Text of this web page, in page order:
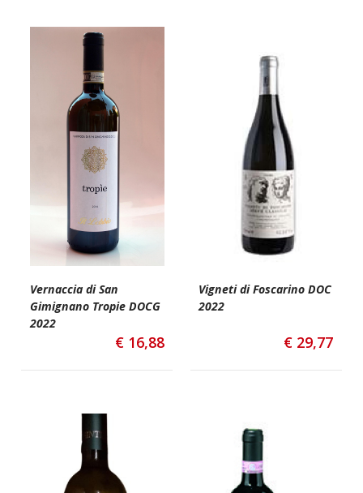
Vernaccia di San
Gimignano Tropie DOCG
2022
€ 16,88
Vigneti di Foscarino DOC
2022
€ 29,77